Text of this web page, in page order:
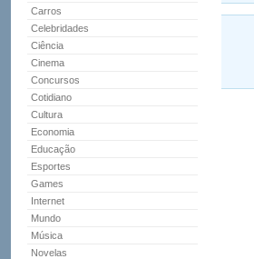
Carros
Celebridades
Ciência
Cinema
Concursos
Cotidiano
Cultura
Economia
Educação
Esportes
Games
Internet
Mundo
Música
Novelas